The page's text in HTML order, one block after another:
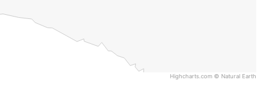
Highcharts.com © Natural Earth